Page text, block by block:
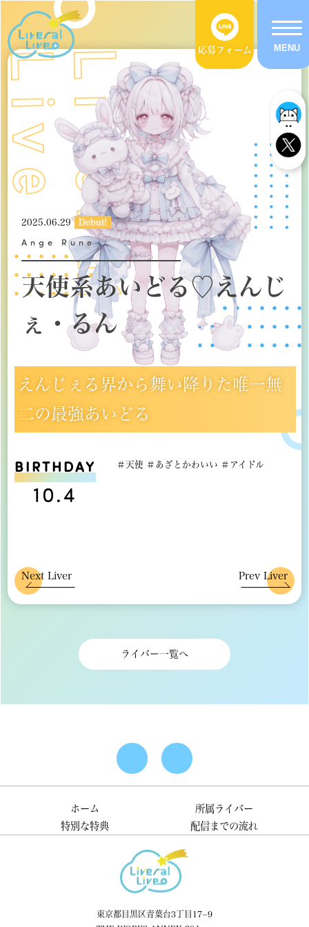
応募フォーム
えんじぇる界から舞い降りた唯一無
二の最強あいどる
2025.06.29 Debut!
Ange Rune
天使系あいどる♡えんじ
ぇ・るん
BIRTHDAY
10.4
＃天使 ＃あざとかわいい ＃アイドル
Next Liver Prev Liver
ライバー一覧へ
東京都目黒区青葉台3丁目17−9
ホーム
所属ライバー
特別な特典
配信までの流れ